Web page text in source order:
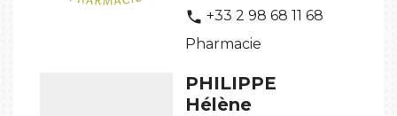
phone +33 2 98 68 11 68
Pharmacie
PHILIPPE
Hélène